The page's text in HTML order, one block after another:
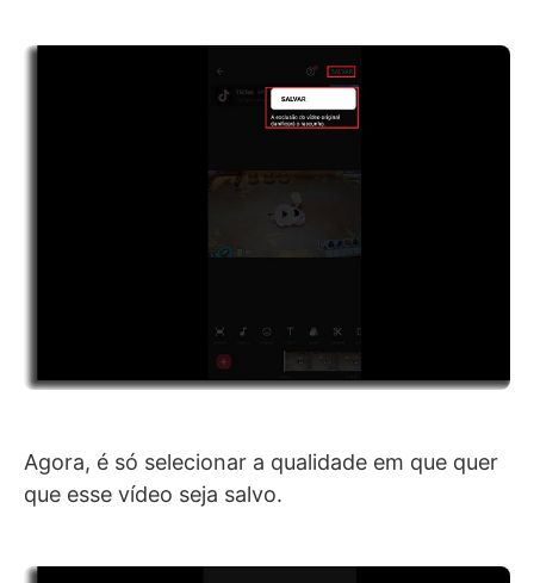
Agora, é só selecionar a qualidade em que quer
que esse vídeo seja salvo.